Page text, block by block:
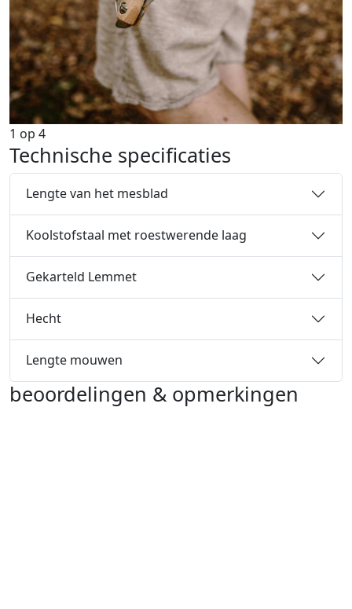
1 op 4
Technische specificaties
Lengte van het mesblad
Koolstofstaal met roestwerende laag
Gekarteld Lemmet
Hecht
Lengte mouwen
beoordelingen & opmerkingen